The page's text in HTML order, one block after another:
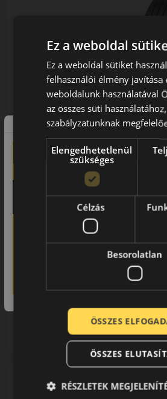
NYÁRI GUMI
EcoContact 7 XL al
235/55R18 (104) V
EPREL cimke adatok:
7 perc
FIZETHETEK RÉSZLETEKBEN?
Kuponkód másolása
0 értékelés
Ez a weboldal
Ez a weboldal sütiket
felhasználói élmény javítása
weboldalunk használatával
az összes süti
szabályzatunknak
Elengedhetetlenül
szükséges
Célzás
Besorolatlan
ÖSSZES
ÖSSZES
RÉSZLETEK